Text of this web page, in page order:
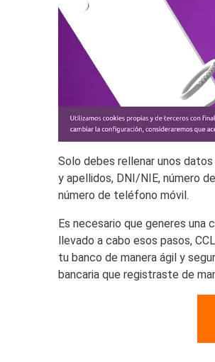
Solo debes rellenar unos
y apellidos, DNI/NIE, número
número de teléfono móvil.
Es necesario que generes
llevado a cabo esos pasos,
tu banco de manera ágil y
bancaria que registraste de